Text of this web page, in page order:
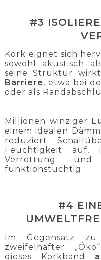
#3
Kork eignet sich
sowohl akustisch
seine Struktur
Barriere, etwa bei
oder als
Millionen winziger
einem idealen
reduziert
Feuchtigkeit auf,
Verrottung
funktionstüchtig.
#4
Im Gegensatz
zweifelhafter
dieses Korkband